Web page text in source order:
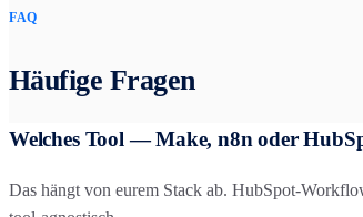
FAQ
Häufige Fragen
Welches Tool — Make, n8n oder
Das hängt von eurem Stack ab. HubSpot-